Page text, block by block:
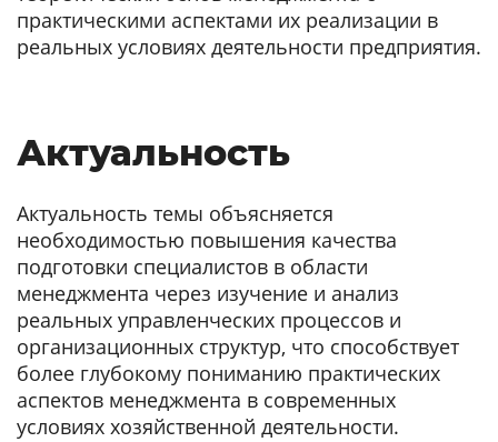
практическими аспектами их реализации в
реальных условиях деятельности предприятия.
Актуальность
Актуальность темы объясняется
необходимостью повышения качества
подготовки специалистов в области
менеджмента через изучение и анализ
реальных управленческих процессов и
организационных структур, что способствует
более глубокому пониманию практических
аспектов менеджмента в современных
условиях хозяйственной деятельности.